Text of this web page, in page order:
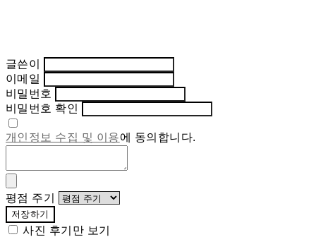
글쓴이
이메일
비밀번호
비밀번호 확인
개인정보 수집 및 이용에 동의합니다.
평점 주기
저장하기
사진 후기만 보기